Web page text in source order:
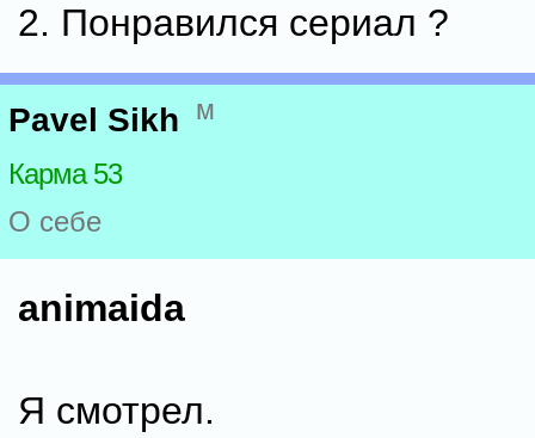
2. Понравился сериал ?
Pavel Sikh м
Карма 53
О себе
animaida
Я смотрел.